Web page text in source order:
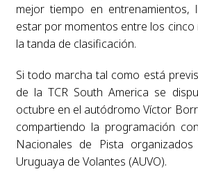
mejor tiempo en entrenamientos,
estar por momentos entre los cinco
la tanda de clasificación.
Si todo marcha tal como está
de la TCR South America se
octubre en el autódromo Víctor
compartiendo la programación
Nacionales de Pista
Uruguaya de Volantes (AUVO).